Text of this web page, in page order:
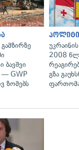
ბავშვი
— GWP
ზომებს
2008
გზა